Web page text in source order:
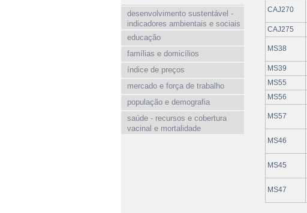
desenvolvimento sustentável -
indicadores ambientais e sociais
educação
famílias e domicílios
índice de preços
mercado e força de trabalho
população e demografia
saúde - recursos e cobertura
vacinal e mortalidade
CAJ270
CAJ275
MS38
MS39
MS55
MS56
MS57
MS46
MS45
MS47